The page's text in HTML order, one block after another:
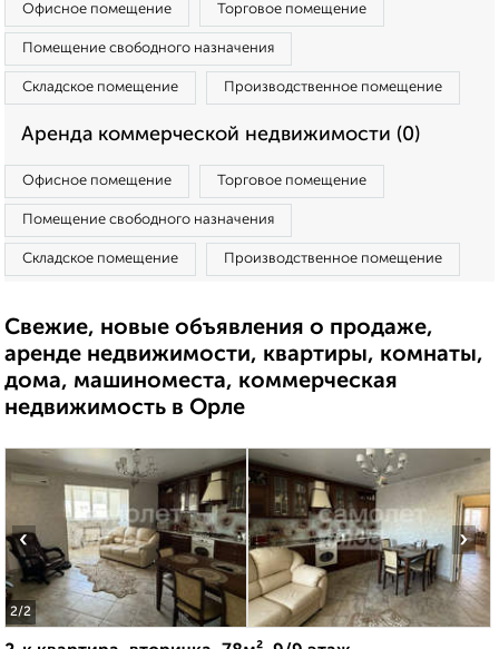
Офисное помещение Торговое помещение
Помещение свободного назначения
Складское помещение Производственное помещение
Аренда коммерческой недвижимости (0)
Офисное помещение Торговое помещение
Помещение свободного назначения
Складское помещение Производственное помещение
Свежие, новые объявления о продаже,
аренде недвижимости, квартиры, комнаты,
дома, машиноместа, коммерческая
недвижимость в Орле
2/2
‹ ›